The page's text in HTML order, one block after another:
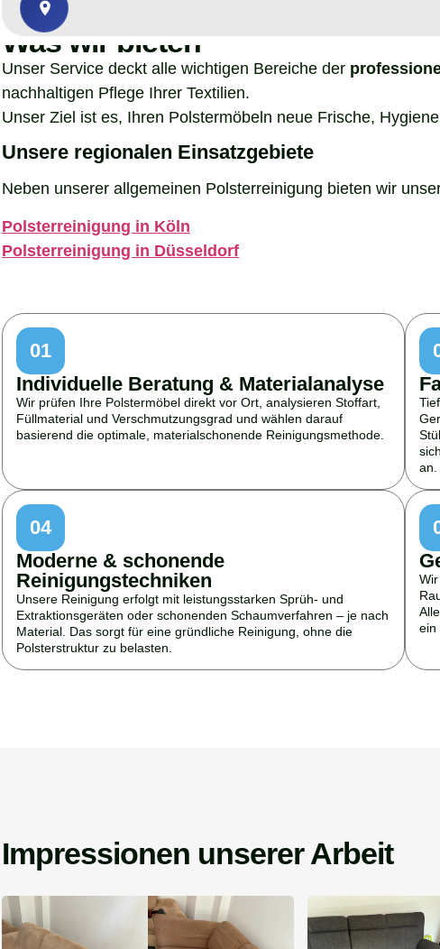
Was wir bieten
Unser Service deckt alle wichtigen Bereiche der
nachhaltigen Pflege Ihrer Textilien.
Unser Ziel ist es, Ihren Polstermöbeln neue Frische,
Unsere regionalen Einsatzgebiete
Neben unserer allgemeinen Polsterreinigung bieten wir
Polsterreinigung in Köln
Polsterreinigung in Düsseldorf
01
Individuelle Beratung & Materialanalyse
Wir prüfen Ihre Polstermöbel direkt vor Ort, analysieren Stoffart,
Füllmaterial und Verschmutzungsgrad und wählen darauf
basierend die optimale, materialschonende Reinigungsmethode.
an.
04
Moderne & schonende
Reinigungstechniken
Unsere Reinigung erfolgt mit leistungsstarken Sprüh- und
Extraktionsgeräten oder schonenden Schaumverfahren – je nach
Material. Das sorgt für eine gründliche Reinigung, ohne die
Polsterstruktur zu belasten.
ein
Impressionen unserer Arbeit